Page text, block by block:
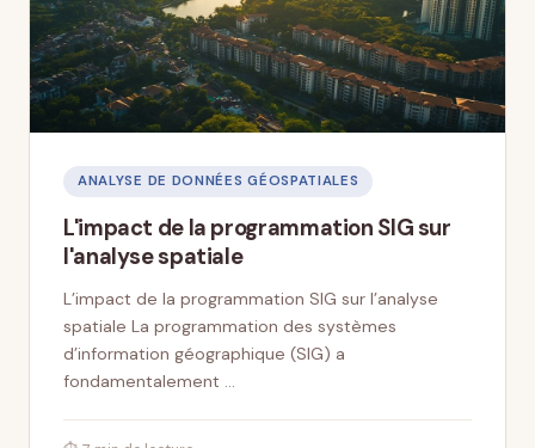
ANALYSE DE DONNÉES GÉOSPATIALES
L'impact de la programmation SIG sur
l'analyse spatiale
L’impact de la programmation SIG sur l’analyse
spatiale La programmation des systèmes
d’information géographique (SIG) a
fondamentalement …